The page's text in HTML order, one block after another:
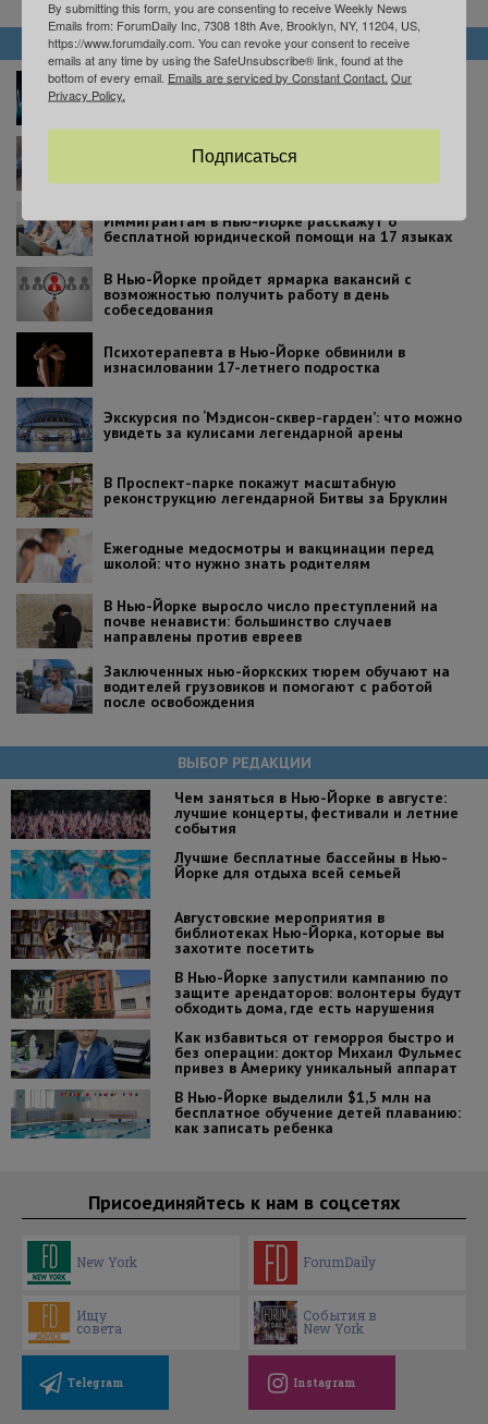
НОВОСТИ
В Нью-Йорке вступил в силу закон об эвтаназии:
что нужно знать пациентам
Три нью-йоркские больницы – среди лучших в
Иммигрантам в Нью-Йорке расскажут о
бесплатной юридической помощи на 17 языках
В Нью-Йорке пройдет ярмарка вакансий с
возможностью получить работу в день
собеседования
Психотерапевта в Нью-Йорке обвинили в
изнасиловании 17-летнего подростка
Экскурсия по ‘Мэдисон-сквер-гарден’: что можно
увидеть за кулисами легендарной арены
В Проспект-парке покажут масштабную
реконструкцию легендарной Битвы за Бруклин
Ежегодные медосмотры и вакцинации перед
школой: что нужно знать родителям
В Нью-Йорке выросло число преступлений на
почве ненависти: большинство случаев
направлены против евреев
Заключенных нью-йоркских тюрем обучают на
водителей грузовиков и помогают с работой
после освобождения
ВЫБОР РЕДАКЦИИ
Чем заняться в Нью-Йорке в августе:
лучшие концерты, фестивали и летние
события
Лучшие бесплатные бассейны в Нью-
Йорке для отдыха всей семьей
Августовские мероприятия в
библиотеках Нью-Йорка, которые вы
захотите посетить
В Нью-Йорке запустили кампанию по
защите арендаторов: волонтеры будут
обходить дома, где есть нарушения
Как избавиться от геморроя быстро и
без операции: доктор Михаил Фульмес
привез в Америку уникальный аппарат
В Нью-Йорке выделили $1,5 млн на
бесплатное обучение детей плаванию:
как записать ребенка
Присоединяйтесь к нам в соцсетях
New York ForumDaily
Ищу
совета
События в
New York
Telegram Instagram
By submitting this form, you are consenting to receive Weekly News
Emails from: ForumDaily Inc, 7308 18th Ave, Brooklyn, NY, 11204, US,
https://www.forumdaily.com. You can revoke your consent to receive
emails at any time by using the SafeUnsubscribe® link, found at the
bottom of every email. Emails are serviced by Constant Contact. Our
Privacy Policy.
Подписаться